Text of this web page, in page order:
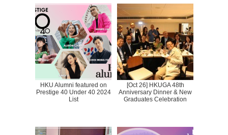
HKU Alumni featured on
Prestige 40 Under 40 2024
List
[Oct 26] HKUGA 48th
Anniversary Dinner & New
Graduates Celebration